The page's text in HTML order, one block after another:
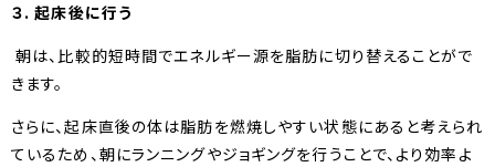
３. 起床後に行う
朝は、比較的短時間でエネルギー源を脂肪に切り替えることがで
きます。
さらに、起床直後の体は脂肪を燃焼しやすい状態にあると考えられ
ているため、朝にランニングやジョギングを行うことで、より効率よ